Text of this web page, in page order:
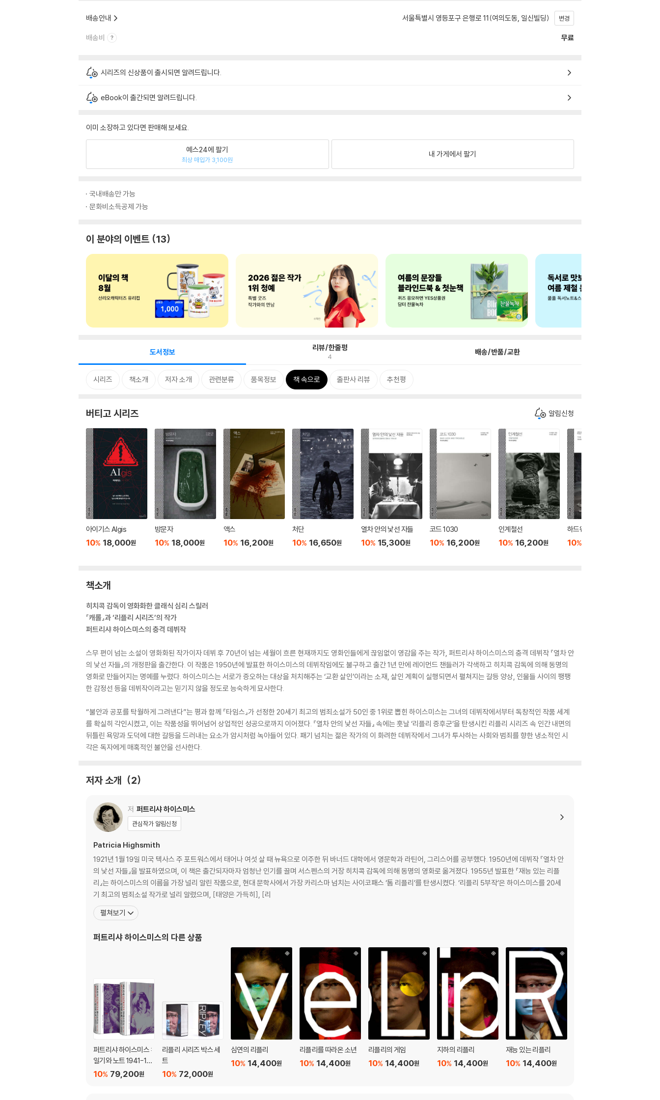
배송안내 서울특별시 영등포구 은행로 11(여의도동, 일신빌딩) 변경
배송비 무료
시리즈의 신상품이 출시되면 알려드립니다.
eBook이 출간되면 알려드립니다.
이미 소장하고 있다면 판매해 보세요.
예스24에 팔기
최상 매입가 3,100원
내 가게에서 팔기
국내배송만 가능
문화비소득공제 가능
이 분야의 이벤트 13
도서정보 리뷰/한줄평
4 배송/반품/교환
시리즈 책소개 저자 소개 관련분류 품목정보 책 속으로 출판사 리뷰 추천평
버티고 시리즈 알림신청
아이기스 AIgis
10% 18,000원
방문자
10% 18,000원
액스
10% 16,200원
처단
10% 16,650원
열차 안의 낯선 자들
10% 15,300원
코드 1030
10% 16,200원
인계철선
10% 16,200원
하드웨이
10%
책소개
히치콕 감독이 영화화한 클래식 심리 스릴러
『캐롤』과 ‘리플리 시리즈’의 작가
퍼트리샤 하이스미스의 충격 데뷔작
스무 편이 넘는 소설이 영화화된 작가이자 데뷔 후 70년이 넘는 세월이 흐른 현재까지도 영화인들에게 끊임없이 영감을 주는 작가, 퍼트리샤 하이스미스의 충격 데뷔작 『열차 안
의 낯선 자들』의 개정판을 출간한다. 이 작품은 1950년에 발표한 하이스미스의 데뷔작임에도 불구하고 출간 1년 만에 레이먼드 챈들러가 각색하고 히치콕 감독에 의해 동명의
영화로 만들어지는 명예를 누렸다. 하이스미스는 서로가 증오하는 대상을 처치해주는 ‘교환 살인’이라는 소재, 살인 계획이 실행되면서 펼쳐지는 갈등 양상, 인물들 사이의 팽팽
한 감정선 등을 데뷔작이라고는 믿기지 않을 정도로 능숙하게 묘사한다.
“불안과 공포를 탁월하게 그려낸다”는 평과 함께 『타임스』가 선정한 20세기 최고의 범죄소설가 50인 중 1위로 뽑힌 하이스미스는 그녀의 데뷔작에서부터 독창적인 작품 세계
를 확실히 각인시켰고, 이는 작품성을 뛰어넘어 상업적인 성공으로까지 이어졌다. 『열차 안의 낯선 자들』 속에는 훗날 ‘리플리 증후군’을 탄생시킨 리플리 시리즈 속 인간 내면의
뒤틀린 욕망과 도덕에 대한 갈등을 드러내는 요소가 암시처럼 녹아들어 있다. 패기 넘치는 젊은 작가의 이 화려한 데뷔작에서 그녀가 투사하는 사회와 범죄를 향한 냉소적인 시
각은 독자에게 매혹적인 불안을 선사한다.
저자 소개 2
저 퍼트리샤 하이스미스
관심작가 알림신청
Patricia Highsmith
1921년 1월 19일 미국 텍사스 주 포트워스에서 태어나 여섯 살 때 뉴욕으로 이주한 뒤 바너드 대학에서 영문학과 라틴어, 그리스어를 공부했다. 1950년에 데뷔작 『열차 안
의 낯선 자들』을 발표하였으며, 이 책은 출간되자마자 엄청난 인기를 끌며 서스펜스의 거장 히치콕 감독에 의해 동명의 영화로 옮겨졌다. 1955년 발표한 『재능 있는 리플
리』는 하이스미스의 이름을 가장 널리 알린 작품으로, 현대 문학사에서 가장 카리스마 넘치는 사이코패스 ‘톰 리플리’를 탄생시켰다. ‘리플리 5부작’은 하이스미스를 20세
기 최고의 범죄소설 작가로 널리 알렸으며, [태양은 가득히], [리
펼쳐보기
퍼트리샤 하이스미스의 다른 상품
퍼트리샤 하이스미스 :
일기와 노트 1941-199
5
79,200원
10%
리플리 시리즈 박스 세
트
72,000원
10%
심연의 리플리
14,400원
10%
리플리를 따라온 소년
14,400원
10%
리플리의 게임
14,400원
10%
지하의 리플리
14,400원
10%
재능 있는 리플리
14,400원
10%